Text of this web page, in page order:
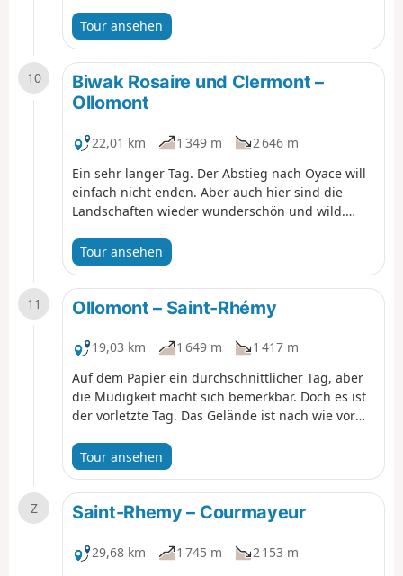
einen kleinen See und die Aussicht auf die
gesamte Bergkette ist herrlich.
Tour ansehen
10
Biwak Rosaire und Clermont –
Ollomont
22,01 km 1 349 m
2 646 m
Ein sehr langer Tag. Der Abstieg nach Oyace will
einfach nicht enden. Aber auch hier sind die
Landschaften wieder wunderschön und wild.
letzte Aufstieg zum Col de Brison ist sehr lang.
Bald ist es geschafft
Tour ansehen
11 Ollomont – Saint-Rhémy
19,03 km 1 649 m
1 417 m
Auf dem Papier ein durchschnittlicher Tag, aber
die Müdigkeit macht sich bemerkbar. Doch es ist
der vorletzte Tag. Das Gelände ist nach wie vor
verlieren, uns zu verlaufen. Ein Stopp in der
Berghütte Refuge de Champillon ist ein Muss. Es
gibt einen Aufstieg durch die Felder. Der Col de
Champillon ist der letzte große Pass vor dem Ziel.
Tour ansehen
Z Saint-Rhemy – Courmayeur
29,68 km 1 745 m
2 153 m